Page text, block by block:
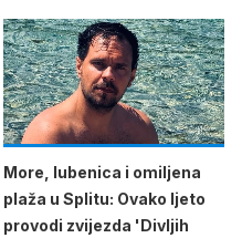
More, lubenica i omiljena
plaža u Splitu: Ovako ljeto
provodi zvijezda 'Divljih